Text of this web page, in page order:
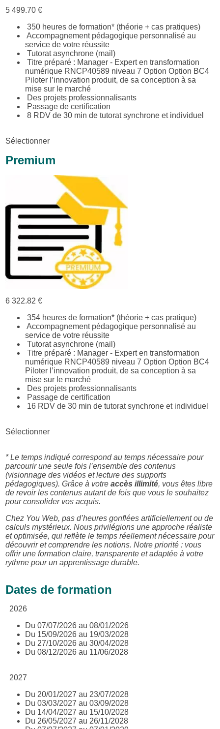
5 499.70 €
350 heures de formation* (théorie + cas pratiques)
Accompagnement pédagogique personnalisé au
service de votre réussite
Tutorat asynchrone (mail)
Titre préparé : Manager - Expert en transformation
numérique RNCP40589 niveau 7 Option Option BC4
Piloter l’innovation produit, de sa conception à sa
mise sur le marché
Des projets professionnalisants
Passage de certification
8 RDV de 30 min de tutorat synchrone et individuel
Sélectionner
Premium
6 322.82 €
354 heures de formation* (théorie + cas pratique)
Accompagnement pédagogique personnalisé au
service de votre réussite
Tutorat asynchrone (mail)
Titre préparé : Manager - Expert en transformation
numérique RNCP40589 niveau 7 Option Option BC4
Piloter l’innovation produit, de sa conception à sa
mise sur le marché
Des projets professionnalisants
Passage de certification
16 RDV de 30 min de tutorat synchrone et individuel
Sélectionner
* Le temps indiqué correspond au temps nécessaire pour
parcourir une seule fois l’ensemble des contenus
(visionnage des vidéos et lecture des supports
pédagogiques).Grâce à votreaccès illimité, vous êtes libre
de revoir les contenus autant de fois que vous le souhaitez
pour consolider vos acquis.
Chez You Web, pas d’heures gonflées artificiellement ou de
calculs mystérieux. Nous privilégions une approche réaliste
et optimisée, qui reflète le temps réellement nécessaire pour
découvrir et comprendre les notions. Notre priorité : vous
offrir une formation claire, transparente et adaptée à votre
rythme pour un apprentissage durable.
Dates de formation
2026
Du 07/07/2026 au 08/01/2026
Du 15/09/2026 au 19/03/2028
Du 27/10/2026 au 30/04/2028
Du 08/12/2026 au 11/06/2028
2027
Du 20/01/2027 au 23/07/2028
Du 03/03/2027 au 03/09/2028
Du 14/04/2027 au 15/10/2028
Du 26/05/2027 au 26/11/2028